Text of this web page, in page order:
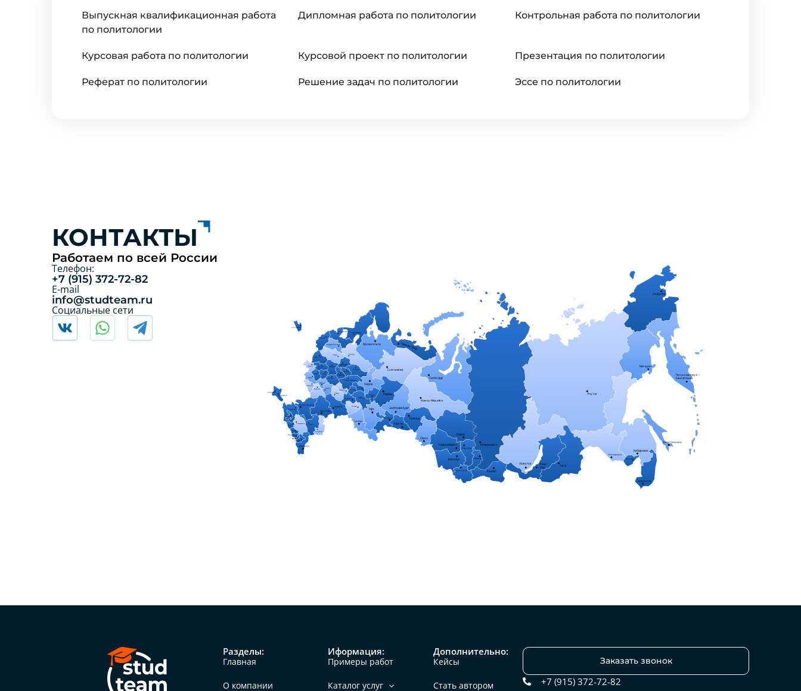
Выпускная квалификационная работа
по политологии
Дипломная работа по политологии Контрольная работа по политологии
Курсовая работа по политологии Курсовой проект по политологии Презентация по политологии
Реферат по политологии Решение задач по политологии Эссе по политологии
КОНТАКТЫ
Работаем по всей России
Телефон:
+7 (915) 372-72-82
E-mail
info@studteam.ru
Социальные сети
Разделы:
Главная
О компании
Иформация:
Примеры работ
Каталог услуг
Дополнительно:
Кейсы
Стать автором
Заказать звонок
+7 (915) 372-72-82